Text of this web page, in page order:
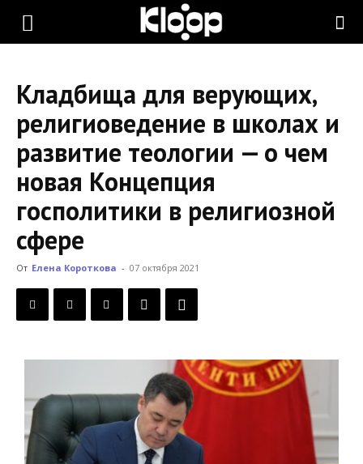
KLOOP.KG
Новости
Кыргызстана
Кладбища для верующих,
религиоведение в школах и
развитие теологии — о чем
новая Концепция
госполитики в религиозной
сфере
От Елена Короткова - 07 октября 2021